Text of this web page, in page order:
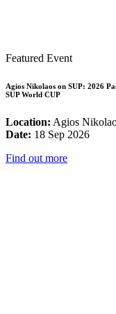
Featured Event
Agios Nikolaos on SUP: 2026
SUP World CUP
Location: Agios
Date: 18 Sep 2026
Find out more